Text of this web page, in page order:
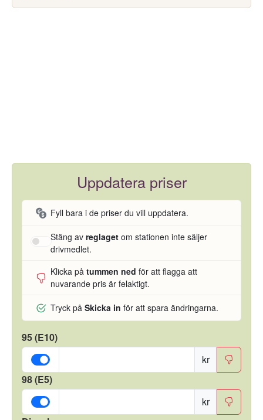
Uppdatera priser
Fyll bara i de priser du vill uppdatera.
Stäng av reglaget om stationen inte säljer
drivmedlet.
Klicka på tummen ned för att flagga att
nuvarande pris är felaktigt.
Tryck på Skicka in för att spara ändringarna.
95 (E10)
kr
98 (E5)
kr